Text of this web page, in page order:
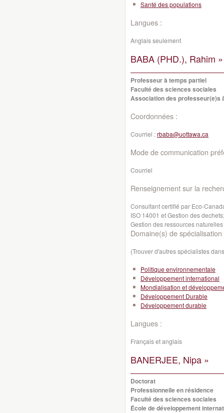
Santé des populations
Langues :
Anglais seulement
BABA (PHD.), Rahim »
Professeur à temps partiel
Faculté des sciences sociales
Association des professeur(e)s
Coordonnées :
Courriel :rbaba@uottawa.ca
Mode de communication
Courriel
Renseignement sur la
Consultant certifié par Eco-
ISO 14001 et Gestion des
Gestion des ressources naturelles
Domaine(s) de spécialisation
(Trouver d'autres spécialistes
Politique environnementale
Développement international
Mondialisation et
Développement Durable
Développement durable
Langues :
Français et anglais
BANERJEE, Nipa »
Doctorat
Professionnelle en résidence
Faculté des sciences sociales
École de développement